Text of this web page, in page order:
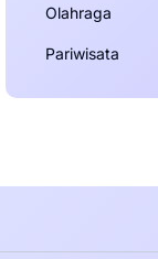
Olahraga
Pariwisata